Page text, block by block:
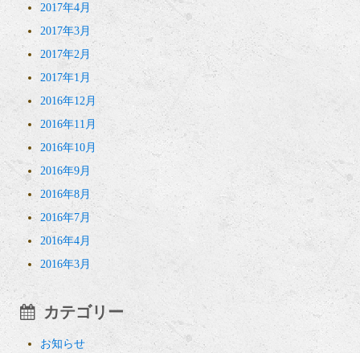
2017年4月
2017年3月
2017年2月
2017年1月
2016年12月
2016年11月
2016年10月
2016年9月
2016年8月
2016年7月
2016年4月
2016年3月
カテゴリー
お知らせ